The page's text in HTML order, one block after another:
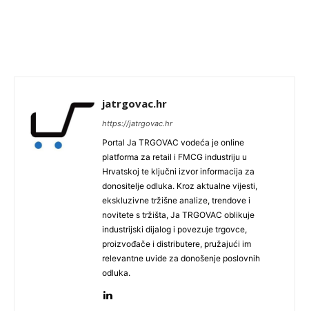
jatrgovac.hr
https://jatrgovac.hr
Portal Ja TRGOVAC vodeća je online
platforma za retail i FMCG industriju u
Hrvatskoj te ključni izvor informacija za
donositelje odluka. Kroz aktualne vijesti,
ekskluzivne tržišne analize, trendove i
novitete s tržišta, Ja TRGOVAC oblikuje
industrijski dijalog i povezuje trgovce,
proizvođače i distributere, pružajući im
relevantne uvide za donošenje poslovnih
odluka.